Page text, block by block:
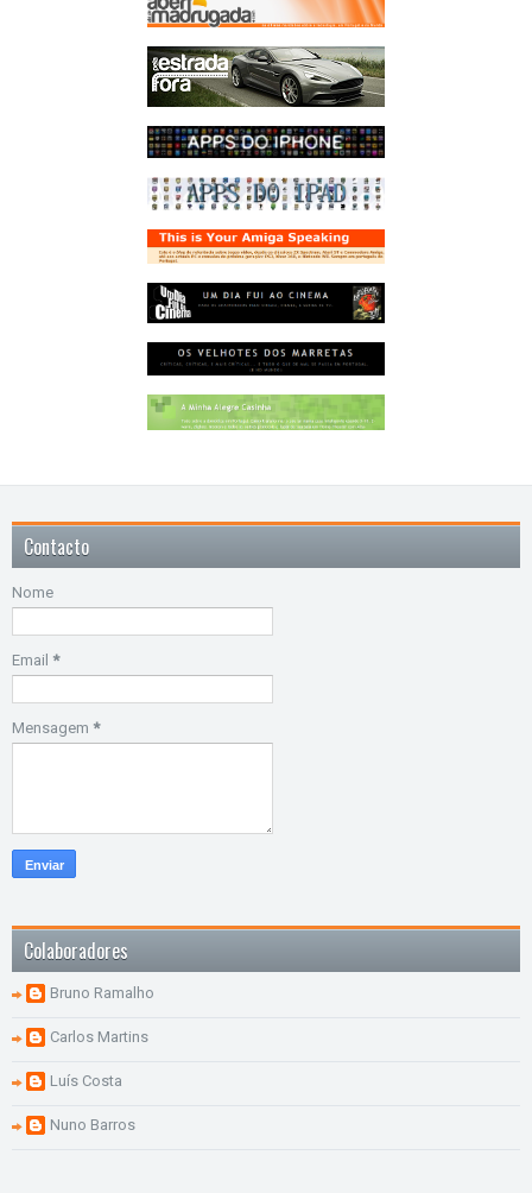
Contacto
Nome
Email *
Mensagem *
Colaboradores
Bruno Ramalho
Carlos Martins
Luís Costa
Nuno Barros